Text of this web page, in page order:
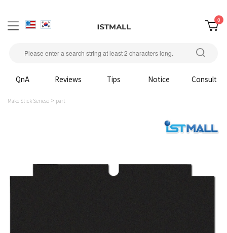
0
QnA Reviews Tips Notice Consult
Make Stick Seriese part